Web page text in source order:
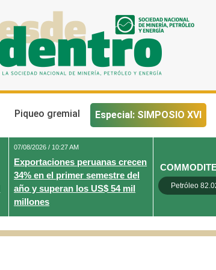
Piqueo gremial Especial: SIMPOSIO XVI
07/08/2026 / 10:27 AM
Exportaciones peruanas crecen
34% en el primer semestre del
año y superan los US$ 54 mil
millones
Petróleo